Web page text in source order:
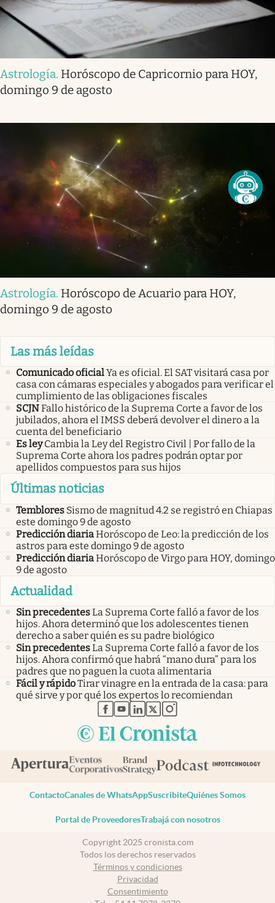
Astrología. Horóscopo de Capricornio para HOY,
domingo 9 de agosto
Astrología. Horóscopo de Acuario para HOY,
domingo 9 de agosto
Las más leídas
Comunicado oficialYa es oficial. El SAT visitará casa por
casa con cámaras especiales y abogados para verificar el
cumplimiento de las obligaciones fiscales
SCJNFallo histórico de la Suprema Corte a favor de los
jubilados, ahora el IMSS deberá devolver el dinero a la
cuenta del beneficiario
Es ley Cambia la Ley del Registro Civil | Por fallo de la
Suprema Corte ahora los padres podrán optar por
apellidos compuestos para sus hijos
Últimas noticias
Temblores Sismo de magnitud 4.2 se registró en Chiapas
este domingo 9 de agosto
Predicción diariaHoróscopo de Leo: la predicción de los
astros para este domingo 9 de agosto
Predicción diariaHoróscopo de Virgo para HOY, domingo
9 de agosto
Actualidad
Sin precedentesLa Suprema Corte falló a favor de los
hijos. Ahora determinó que los adolescentes tienen
derecho a saber quién es su padre biológico
Sin precedentesLa Suprema Corte falló a favor de los
hijos. Ahora confirmó que habrá “mano dura” para los
padres que no paguen la cuota alimentaria
Fácil y rápidoTirar vinagre en la entrada de la casa: para
qué sirve y por qué los expertos lo recomiendan
abre en nueva pestaña
abre en nueva pestaña
abre en nueva pestaña
abre en nueva pestaña
abre en nueva pestaña
ContactoCanales de WhatsAppSuscribiteQuiénes Somos
Portal de ProveedoresTrabajá con nosotros
Copyright 2025 cronista.com
Todos los derechos reservados
Términos y condiciones
Privacidad
Consentimiento